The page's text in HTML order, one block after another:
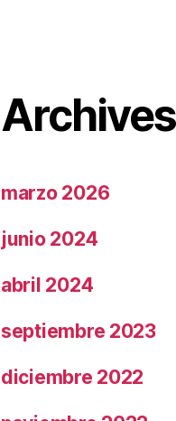
Archives
marzo 2026
junio 2024
abril 2024
septiembre 2023
diciembre 2022